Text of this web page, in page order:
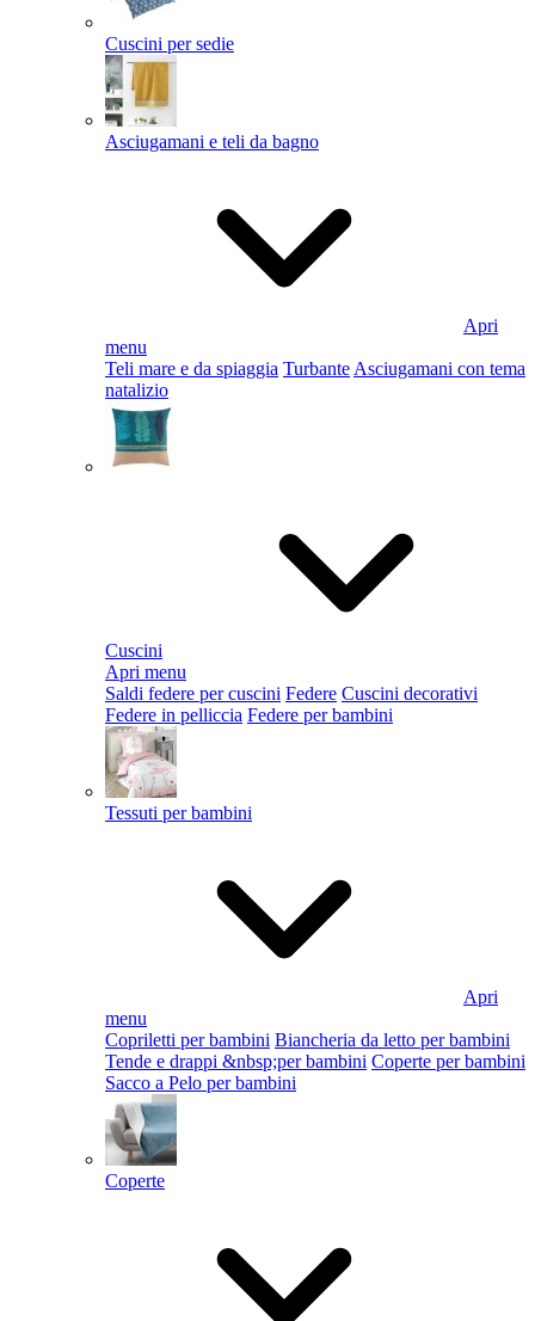
Cuscini per sedie
Asciugamani e teli da bagno
Apri
menu
Teli mare e da spiaggia Turbante Asciugamani con tema
natalizio
Cuscini
Apri menu
Saldi federe per cuscini Federe Cuscini decorativi
Federe in pelliccia Federe per bambini
Tessuti per bambini
Apri
menu
Copriletti per bambini Biancheria da letto per bambini
Tende e drappi &nbsp;per bambini Coperte per bambini
Sacco a Pelo per bambini
Coperte